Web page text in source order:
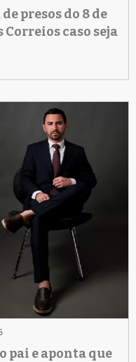
presos do 8 de
caso seja
pai e aponta que